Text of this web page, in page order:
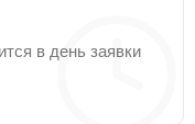
в день заявки